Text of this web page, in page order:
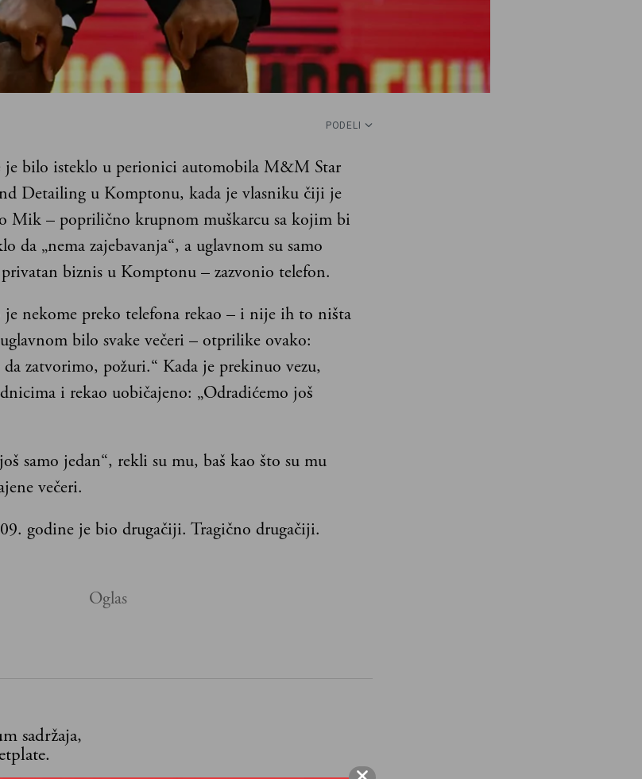
PODELI
je bilo isteklo u perionici automobila M&M Star
Detailing u Komptonu, kada je vlasniku čiji je
Mik – poprilično krupnom muškarcu sa kojim bi
da „nema zajebavanja“, a uglavnom su samo
biznis u Komptonu – zazvonio telefon.
nekome preko telefona rekao – i nije ih to ništa
bilo svake večeri – otprilike ovako:
da zatvorimo, požuri.“ Kada je prekinuo vezu,
i rekao uobičajeno: „Odradićemo još
samo jedan“, rekli su mu, baš kao što su mu
večeri.
godine je bio drugačiji. Tragično drugačiji.
sadržaja,